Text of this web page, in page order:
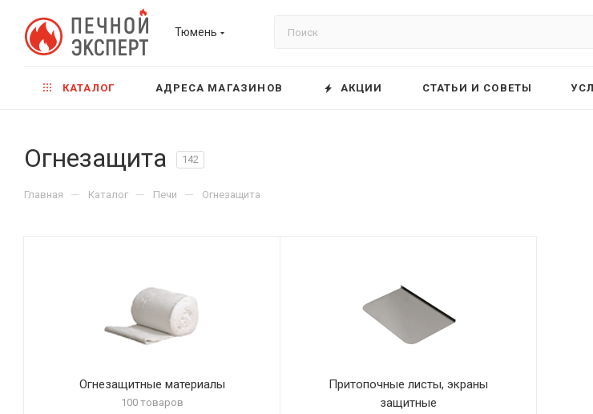
Тюмень
КАТАЛОГ АДРЕСА МАГАЗИНОВ АКЦИИ СТАТЬИ И СОВЕТЫ
Огнезащита 142
Главная — Каталог — Печи — Огнезащита
Огнезащитные материалы
100 товаров
Притопочные листы, экраны
защитные